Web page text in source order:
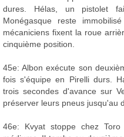
dures. Hélas, un pistolet
Monégasque reste
mécaniciens fixent la roue
cinquième position.
45e: Albon exécute son
fois s'équipe en Pirelli durs.
trois secondes d'avance sur
préserver leurs pneus jusqu'au
46e: Kvyat stoppe chez